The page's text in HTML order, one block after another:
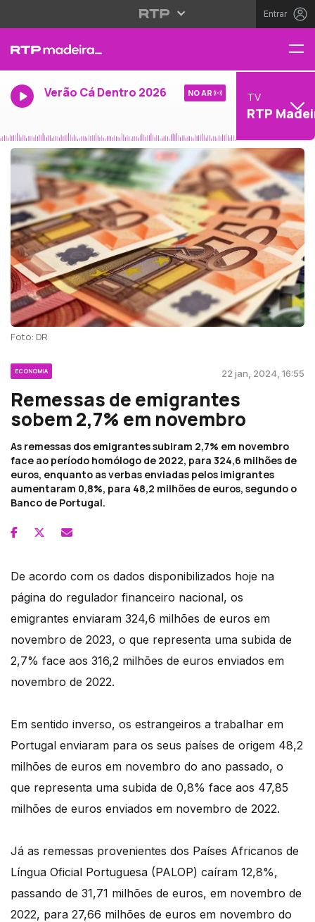
Entrar
Verão Cá Dentro 2026 NO AR TV
RTP
Foto: DR
ECONOMIA 22 jan, 2024, 16:55
Remessas de emigrantes
sobem 2,7% em novembro
As remessas dos emigrantes subiram 2,7% em novembro
face ao período homólogo de 2022, para 324,6 milhões de
euros, enquanto as verbas enviadas pelos imigrantes
aumentaram 0,8%, para 48,2 milhões de euros, segundo o
Banco de Portugal.
De acordo com os dados disponibilizados hoje na
página do regulador financeiro nacional, os
emigrantes enviaram 324,6 milhões de euros em
novembro de 2023, o que representa uma subida de
2,7% face aos 316,2 milhões de euros enviados em
novembro de 2022.
Em sentido inverso, os estrangeiros a trabalhar em
Portugal enviaram para os seus países de origem 48,2
milhões de euros em novembro do ano passado, o
que representa uma subida de 0,8% face aos 47,85
milhões de euros enviados em novembro de 2022.
Já as remessas provenientes dos Países Africanos de
Língua Oficial Portuguesa (PALOP) caíram 12,8%,
passando de 31,71 milhões de euros, em novembro de
2022, para 27,66 milhões de euros em novembro do